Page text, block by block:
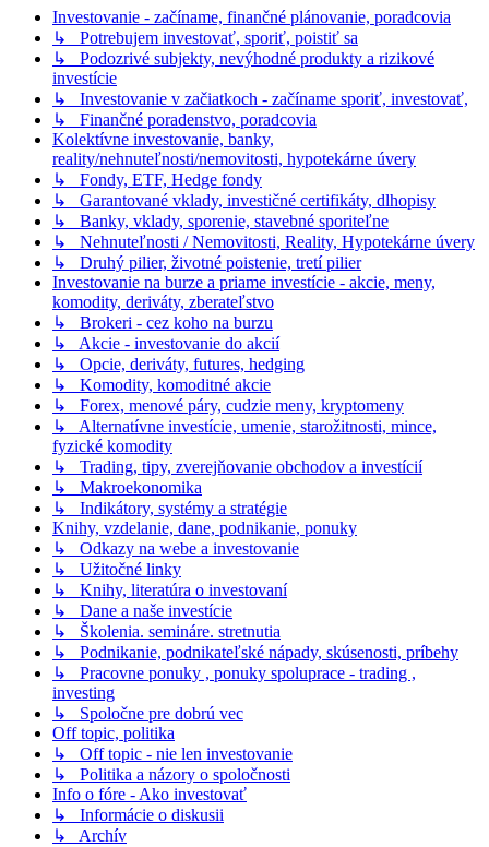
Investovanie - začíname, finančné plánovanie, poradcovia
↳ Potrebujem investovať, sporiť, poistiť sa
↳ Podozrivé subjekty, nevýhodné produkty a rizikové
investície
↳ Investovanie v začiatkoch - začíname sporiť, investovať,
↳ Finančné poradenstvo, poradcovia
Kolektívne investovanie, banky,
reality/nehnuteľnosti/nemovitosti, hypotekárne úvery
↳ Fondy, ETF, Hedge fondy
↳ Garantované vklady, investičné certifikáty, dlhopisy
↳ Banky, vklady, sporenie, stavebné sporiteľne
↳ Nehnuteľnosti / Nemovitosti, Reality, Hypotekárne úvery
↳ Druhý pilier, životné poistenie, tretí pilier
Investovanie na burze a priame investície - akcie, meny,
komodity, deriváty, zberateľstvo
↳ Brokeri - cez koho na burzu
↳ Akcie - investovanie do akcií
↳ Opcie, deriváty, futures, hedging
↳ Komodity, komoditné akcie
↳ Forex, menové páry, cudzie meny, kryptomeny
↳ Alternatívne investície, umenie, starožitnosti, mince,
fyzické komodity
↳ Trading, tipy, zverejňovanie obchodov a investícií
↳ Makroekonomika
↳ Indikátory, systémy a stratégie
Knihy, vzdelanie, dane, podnikanie, ponuky
↳ Odkazy na webe a investovanie
↳ Užitočné linky
↳ Knihy, literatúra o investovaní
↳ Dane a naše investície
↳ Školenia. semináre. stretnutia
↳ Podnikanie, podnikateľské nápady, skúsenosti, príbehy
↳ Pracovne ponuky , ponuky spoluprace - trading ,
investing
↳ Spoločne pre dobrú vec
Off topic, politika
↳ Off topic - nie len investovanie
↳ Politika a názory o spoločnosti
Info o fóre - Ako investovať
↳ Informácie o diskusii
↳ Archív